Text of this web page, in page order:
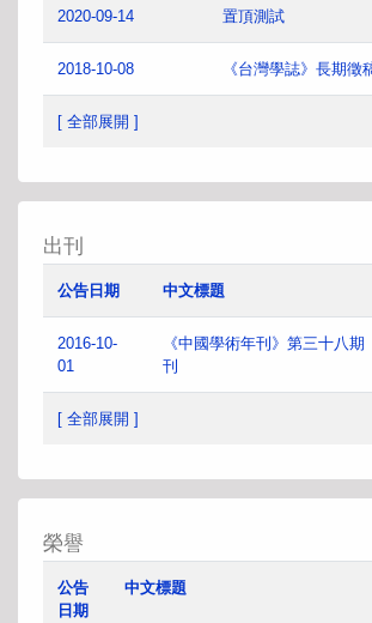
2020-09-14 置頂測試
2018-10-08 《台灣學誌》長期徵
[ 全部展開 ]
出刊
公告日期 中文標題
2016-10-
01
《中國學術年刊》第三十八期
刊
[ 全部展開 ]
榮譽
公告
日期
中文標題